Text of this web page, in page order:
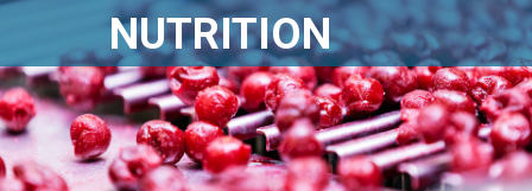
NUTRITION